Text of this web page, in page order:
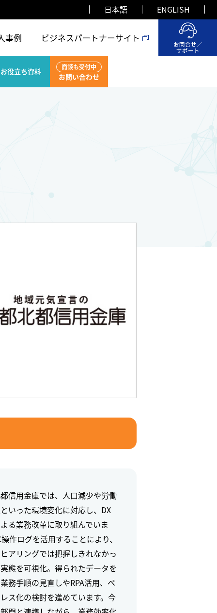
日本語 ENGLISH
事例 ビジネスパートナーサイト
お問合せ／
サポート
お役立ち資料
商談も受付中
お問い合わせ
信用金庫では、人口減少や労働
いった環境変化に対応し、DX
る業務改革に取り組んでいま
作ログを活用することにより、
アリングでは把握しきれなかっ
態を可視化。得られたデータを
務手順の見直しやRPA活用、ペ
ス化の検討を進めています。今